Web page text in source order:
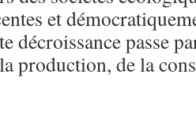
et
décroissance passe
production, de la